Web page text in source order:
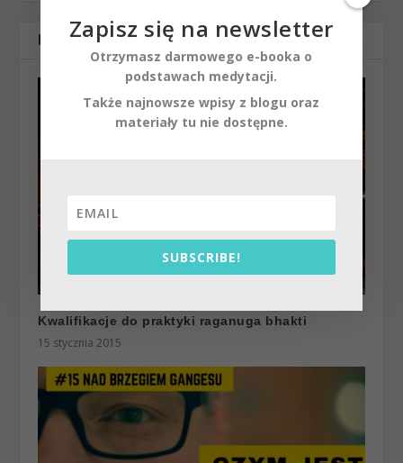
POWIĄZANE POSTY
Kwalifikacje do praktyki raganuga bhakti
15 stycznia 2015
Zapisz się na newsletter
Otrzymasz darmowego e-booka o
podstawach medytacji.
Także najnowsze wpisy z blogu oraz
materiały tu nie dostępne.
SUBSCRIBE!